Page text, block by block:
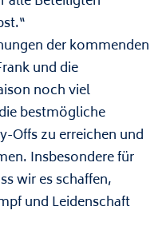
der kommenden
und die
noch viel
bestmögliche
Offs zu erreichen und
Insbesondere für
wir es schaffen,
und Leidenschaft